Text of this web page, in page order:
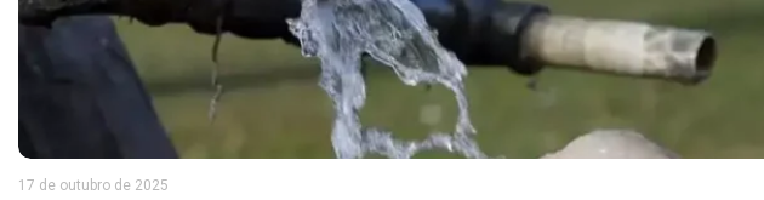
17 de outubro de 2025